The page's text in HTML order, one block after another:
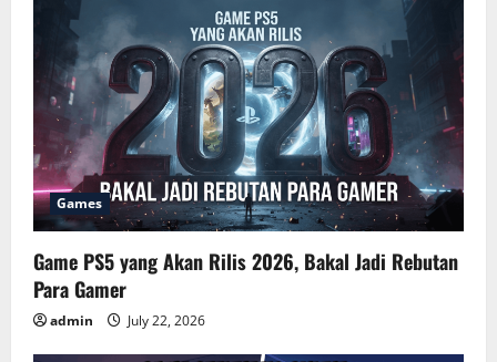
Games
Game PS5 yang Akan Rilis 2026, Bakal Jadi Rebutan
Para Gamer
admin July 22, 2026